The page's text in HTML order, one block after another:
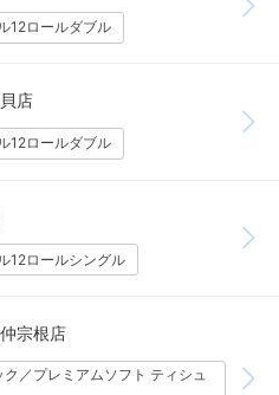
12ロールダブル
店
12ロールダブル
12ロールシングル
宗根店
／プレミアムソフト ティシュ